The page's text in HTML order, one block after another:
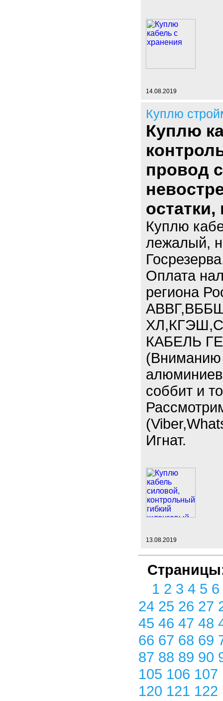
14.08.2019
Куплю
Куплю
провод
Куплю
лежалый,
Оплата
региона
КАБЕЛЬ
(Вниманию
соббит и
Игнат.
13.08.2019
1 2 3 4 5 6
24 25 26 27
45 46 47 48
66 67 68 69
87 88 89 90
105 106 107
120 121 122